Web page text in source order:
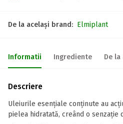
De la același brand: Elmiplant
Informatii Ingrediente De la
Descriere
Uleiurile esențiale conținute au
pielea hidratată, creând o senzație